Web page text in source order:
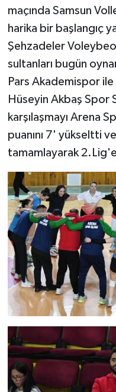
maçında Samsun
harika bir başlangıç
Şehzadeler
sultanları bugün
Pars Akademispor ile
Hüseyin Akbaş Spor
karşılaşmayı Arena
puanını 7' yükseltti
tamamlayarak 2.Lig'e
Sungurlu
Uğurludağ